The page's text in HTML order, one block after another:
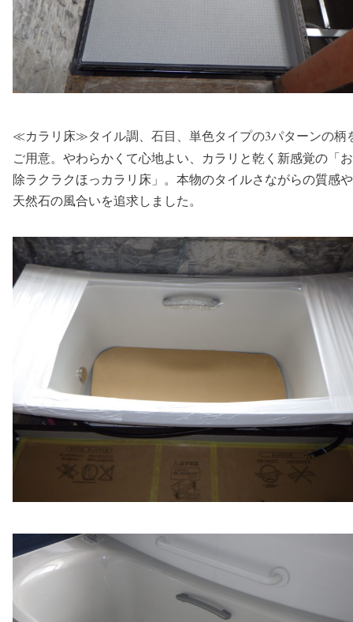
≪カラリ床≫タイル調、石目、単色タイプの3パターンの柄
ご用意。
やわらかくて心地よい、カラリと乾く新感覚の「
除ラクラクほっカラリ床」。本物のタイルさながらの質感
天然石の風合いを追求しました。